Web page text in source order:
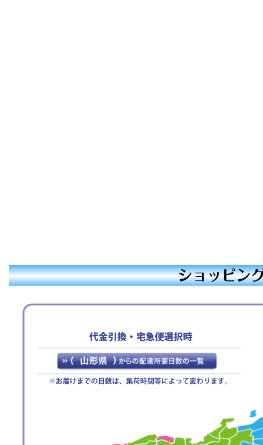
お願い致します。
は、1月5日より順次ご対
ご迷惑をお掛けいたします
が、何卒ご了承くださいま
すよう宜しくお願い申し上